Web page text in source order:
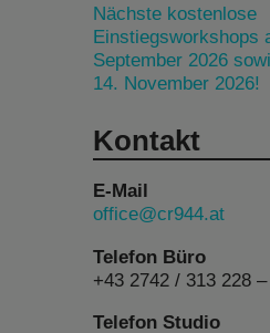
Nächste kostenlose
Einstiegsworkshops
September 2026
14. November 2026!
Kontakt
E-Mail
office@cr944.at
Telefon Büro
+43 2742 / 313 228
Telefon Studio